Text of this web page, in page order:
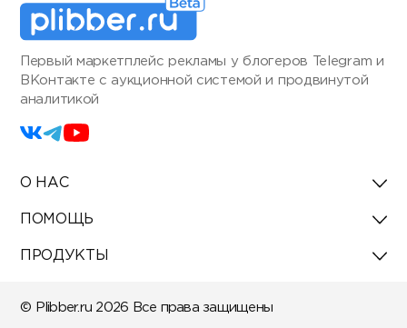
Первый маркетплейс рекламы у блогеров Telegram и
ВКонтакте с аукционной системой и продвинутой
аналитикой
О НАС
ПОМОЩЬ
ПРОДУКТЫ
© Plibber.ru 2026 Все права защищены